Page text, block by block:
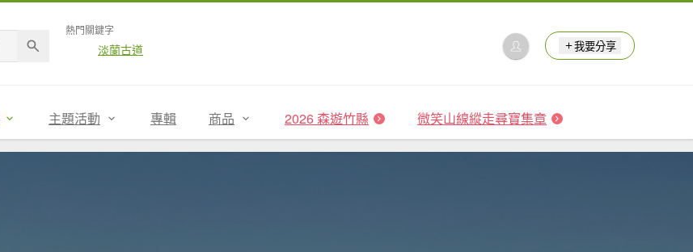
熱門關鍵字
淡蘭古道 我要分享
主題活動 專輯 商品 2026 森遊竹縣 微笑山線縱走尋寶集章